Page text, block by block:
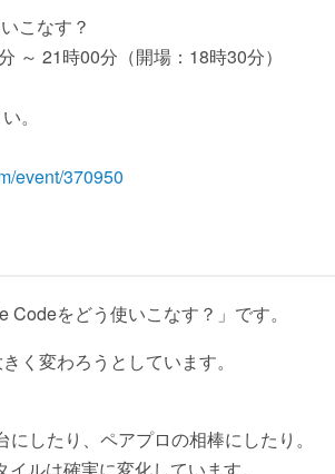
こなす？
～ 21時00分（開場：18時30分）
。
event/370950
をどう使いこなす？」です。
く変わろうとしています。
したり、ペアプロの相棒にしたり。